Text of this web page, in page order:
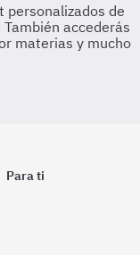
Para ti